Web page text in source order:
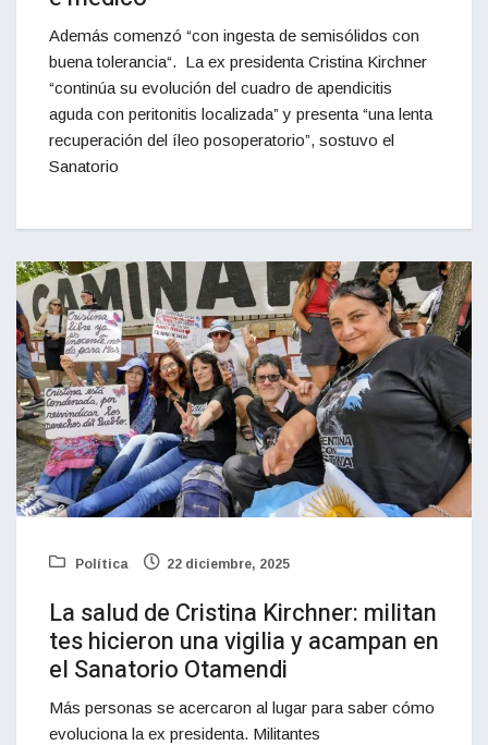
Además comenzó “con ingesta de semisólidos con
buena tolerancia“. La ex presidenta Cristina Kirchner
“continúa su evolución del cuadro de apendicitis
aguda con peritonitis localizada” y presenta “una lenta
recuperación del íleo posoperatorio”, sostuvo el
Sanatorio
Política 22 diciembre, 2025
La salud de Cristina Kirchner: militan
tes hicieron una vigilia y acampan en
el Sanatorio Otamendi
Más personas se acercaron al lugar para saber cómo
evoluciona la ex presidenta. Militantes